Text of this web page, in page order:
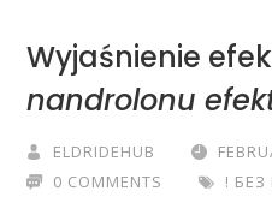
Wyjaśnienie
nandrolonu
ELDRIDEHUB
0 COMMENTS
!